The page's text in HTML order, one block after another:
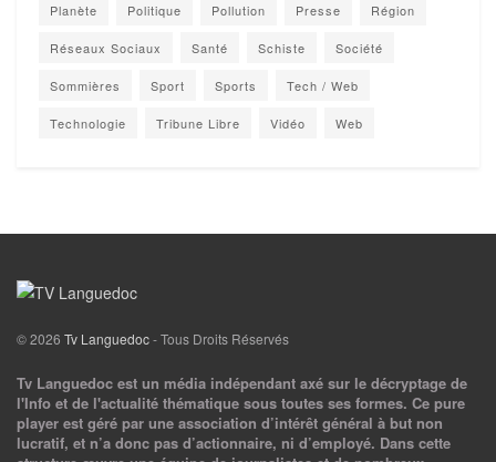
Planète Politique Pollution Presse Région
Réseaux Sociaux Santé Schiste Société
Sommières Sport Sports Tech / Web
Technologie Tribune Libre Vidéo Web
© 2026 Tv Languedoc- Tous Droits Réservés
Tv Languedoc est un média indépendant axé sur le décryptage de
l'Info et de l'actualité thématique sous toutes ses formes. Ce pure
player est géré par une association d’intérêt général à but non
lucratif, et n’a donc pas d’actionnaire, ni d’employé. Dans cette